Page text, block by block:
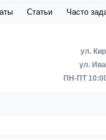
Статьи Часто
ул.
ул.
ПН-ПТ